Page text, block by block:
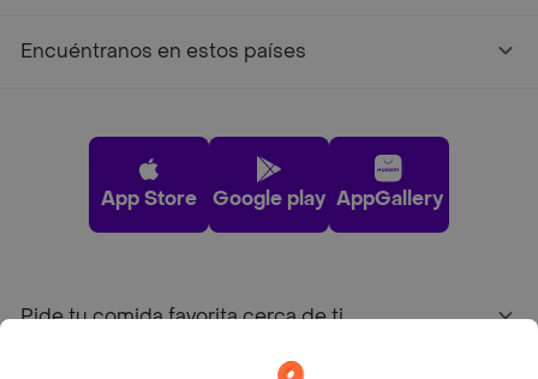
Encuéntranos en estos países
App Store Google play AppGallery
Pide tu comida favorita cerca de ti